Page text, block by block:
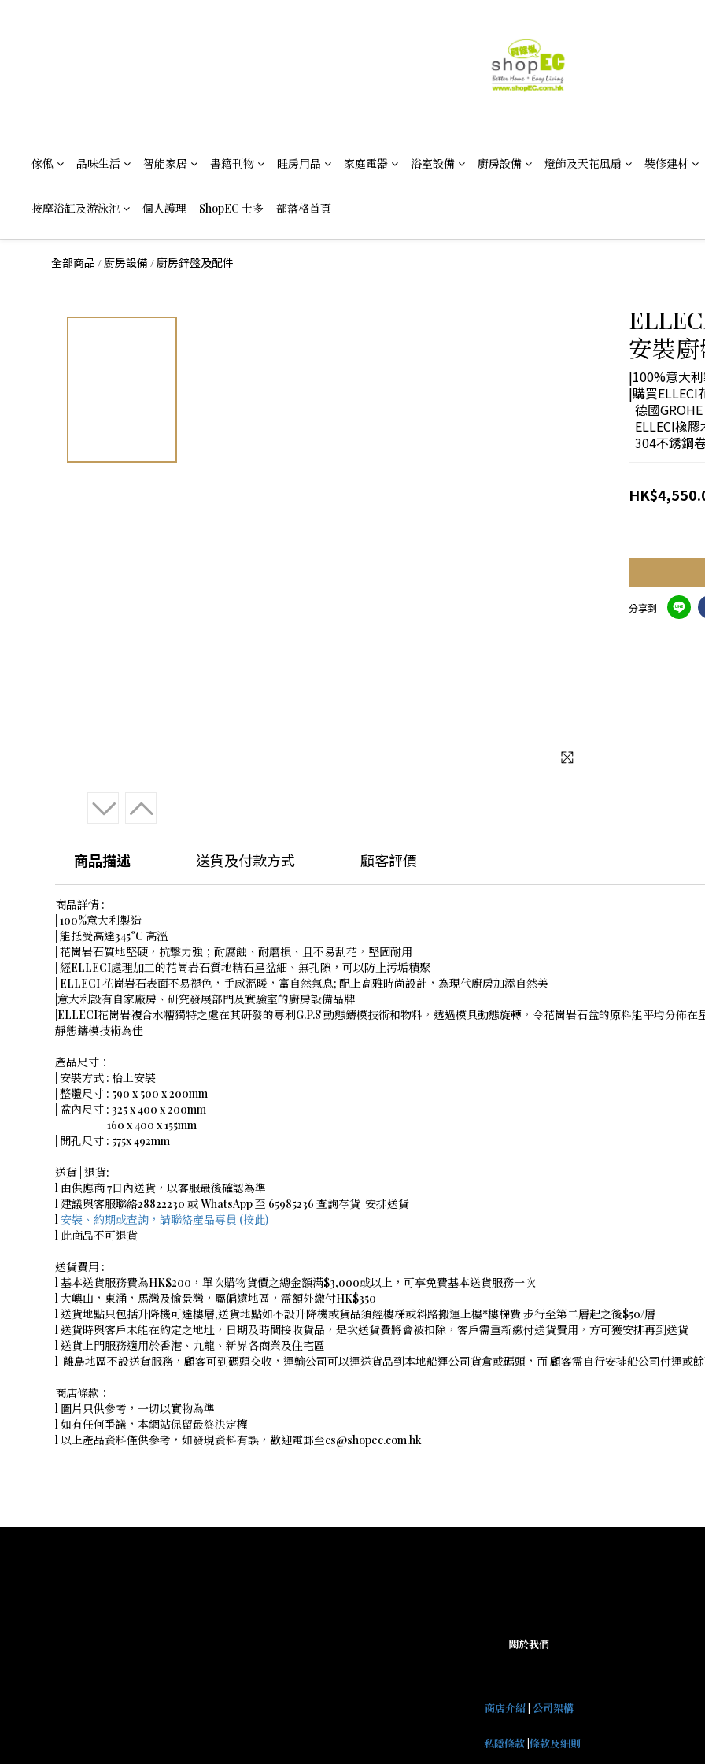
傢俬 品味生活 智能家居 書籍刊物 睡房用品 家庭電器 浴室設備 廚房設備 燈飾及天花風扇 裝修建材
按摩浴缸及游泳池 個人護理 ShopEC 士多 部落格首頁
全部商品 /廚房設備 /廚房鋅盤及配件
安裝廚
|100%意大
|購買ELLECI
德國
ELLECI橡
304不銹鋼
分享到
商品描述 送貨及付款方式 顧客評價
商品詳情 :
| 100%意大利製造
| 能抵受高達345°C 高溫
| 花崗岩石質地堅硬，抗撃力強；耐腐蝕、耐磨損、且不易刮花，堅固耐用
| 經ELLECI處理加工的花崗岩石質地精石星盆細、無孔隙，可以防止污垢積聚
| ELLECI 花崗岩石表面不易褪色，手感溫暖，富自然氣息; 配上高雅時尚設計，為現代廚房加添自然美
|意大利設有自家廠房、研究發展部門及實驗室的廚房設備品牌
|ELLECI花崗岩複合水糟獨特之處在其研發的專利G.P.S 動態鑄模技術和物料，透過模具動態旋轉，令花崗岩石盆的原料能平均分佈
靜態鑄模技術為佳
產品尺寸：
| 安裝方式 : 枱上安裝
| 整體尺寸 : 590 x 500 x 200mm
| 盆內尺寸 : 325 x 400 x 200mm
160 x 400 x 155mm
| 開孔尺寸 : 575x 492mm
送貨 | 退貨:
l 由供應商 7日內送貨，以客服最後確認為準
l 建議與客服聯絡28822230 或 WhatsApp 至 65985236 查詢存貨 |安排送貨
l 安裝、約期或查詢，請聯絡產品專員 (按此)
l 此商品不可退貨
送貨費用 :
l 基本送貨服務費為HK$200，單次購物貨價之總金額滿$3,000或以上，可享免費基本送貨服務一次
l 大嶼山，東涌，馬灣及愉景灣，屬偏遠地區，需額外繳付HK$350
l 送貨地點只包括升降機可達樓層,送貨地點如不設升降機或貨品須經樓梯或斜路搬運上樓*樓梯費 步行至第二層起之後$50/層
l 送貨時與客戶未能在約定之地址，日期及時間接收貨品，是次送貨費將會被扣除，客戶需重新繳付送貨費用，方可獲安排再到送貨
l 送貨上門服務適用於香港、九龍、新界各商業及住宅區
l 離島地區不設送貨服務，顧客可到碼頭交收，運輸公司可以運送貨品到本地船運公司貨倉或碼頭，而 顧客需自行安排船公司付運或餘
商店條款：
l 圖片只供參考，一切以實物為準
l 如有任何爭議，本網站保留最終決定權
l 以上產品資料僅供參考，如發現資料有誤，歡迎電郵至cs@shopec.com.hk
關於我們
商店介紹| 公司架構
私隱條款 條款及細則